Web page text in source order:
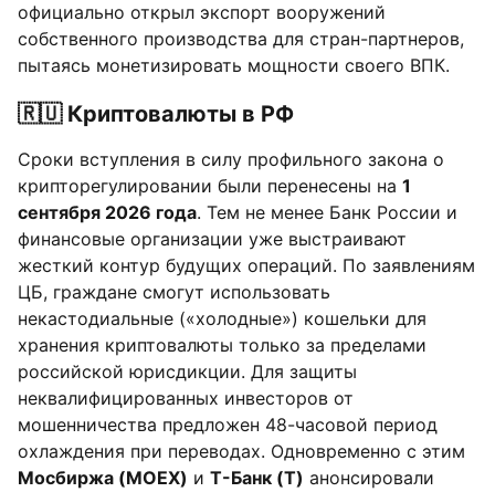
официально открыл экспорт вооружений
собственного производства для стран-партнеров,
пытаясь монетизировать мощности своего ВПК.
🇷🇺 Криптовалюты в РФ
Сроки вступления в силу профильного закона о
крипторегулировании были перенесены на 1
сентября 2026 года. Тем не менее Банк России и
финансовые организации уже выстраивают
жесткий контур будущих операций. По заявлениям
ЦБ, граждане смогут использовать
некастодиальные («холодные») кошельки для
хранения криптовалюты только за пределами
российской юрисдикции. Для защиты
неквалифицированных инвесторов от
мошенничества предложен 48-часовой период
охлаждения при переводах. Одновременно с этим
Мосбиржа (MOEX) и Т-Банк (T) анонсировали